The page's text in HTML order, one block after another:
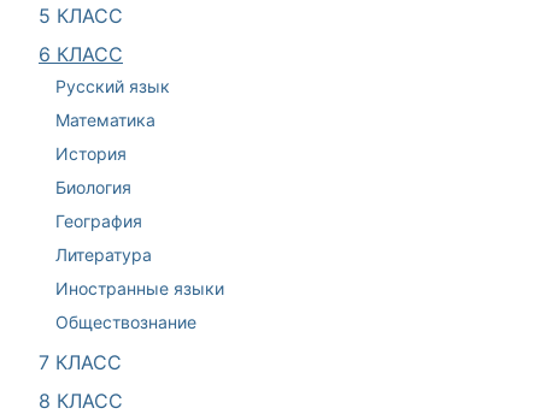
5 КЛАСС
6 КЛАСС
Русский язык
Математика
История
Биология
География
Литература
Иностранные языки
Обществознание
7 КЛАСС
8 КЛАСС